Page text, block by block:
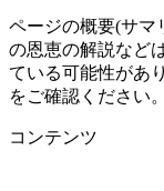
ページの概要(サマ
の恩恵の解説など
ている可能性があ
をご確認ください。
コンテンツ